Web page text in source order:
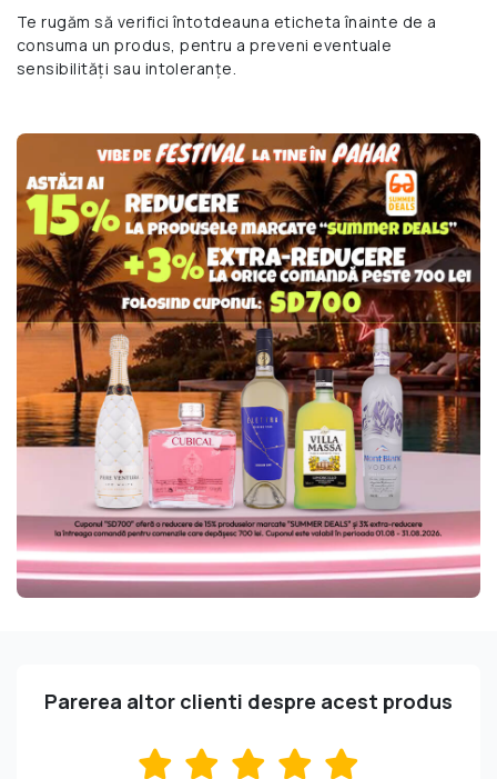
Te rugăm să verifici întotdeauna eticheta înainte de a
consuma un produs, pentru a preveni eventuale
sensibilități sau intoleranțe.
Parerea altor clienti despre acest produs